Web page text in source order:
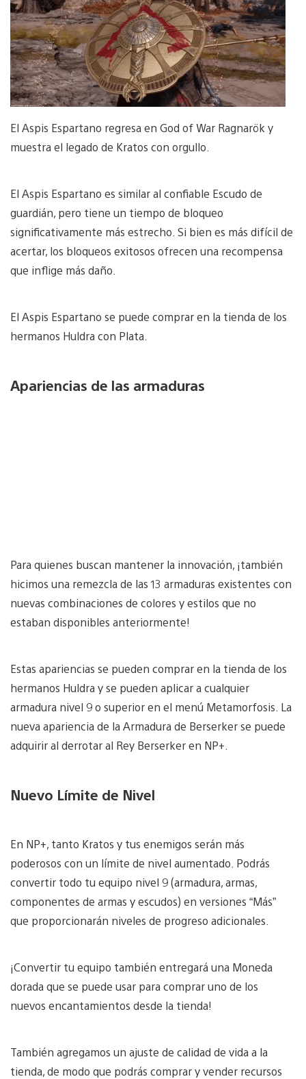
El Aspis Espartano regresa en God of War Ragnarök y
muestra el legado de Kratos con orgullo.
El Aspis Espartano es similar al confiable Escudo de
guardián, pero tiene un tiempo de bloqueo
significativamente más estrecho. Si bien es más difícil de
acertar, los bloqueos exitosos ofrecen una recompensa
que inflige más daño.
El Aspis Espartano se puede comprar en la tienda de los
hermanos Huldra con Plata.
Apariencias de las armaduras
Para quienes buscan mantener la innovación, ¡también
hicimos una remezcla de las 13 armaduras existentes con
nuevas combinaciones de colores y estilos que no
estaban disponibles anteriormente!
Estas apariencias se pueden comprar en la tienda de los
hermanos Huldra y se pueden aplicar a cualquier
armadura nivel 9 o superior en el menú Metamorfosis. La
nueva apariencia de la Armadura de Berserker se puede
adquirir al derrotar al Rey Berserker en NP+.
Nuevo Límite de Nivel
En NP+, tanto Kratos y tus enemigos serán más
poderosos con un límite de nivel aumentado. Podrás
convertir todo tu equipo nivel 9 (armadura, armas,
componentes de armas y escudos) en versiones “Más”
que proporcionarán niveles de progreso adicionales.
¡Convertir tu equipo también entregará una Moneda
dorada que se puede usar para comprar uno de los
nuevos encantamientos desde la tienda!
También agregamos un ajuste de calidad de vida a la
tienda, de modo que podrás comprar y vender recursos